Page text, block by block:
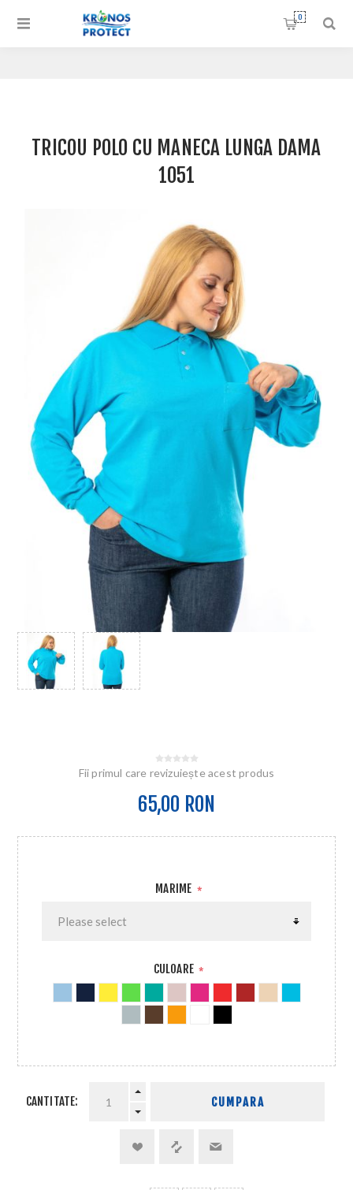
0
TRICOU POLO CU MANECA LUNGA DAMA
1051
Fii primul care revizuiește acest produs
65,00 RON
MARIME *
CULOARE *
CANTITATE: CUMPARA